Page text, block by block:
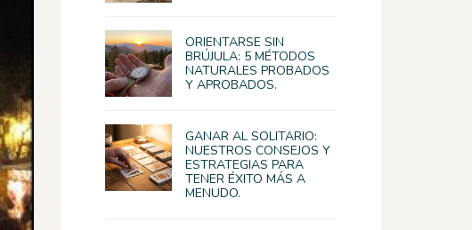
ORIENTARSE SIN
BRÚJULA: 5 MÉTODOS
NATURALES PROBADOS
Y APROBADOS.
GANAR AL SOLITARIO:
NUESTROS CONSEJOS Y
ESTRATEGIAS PARA
TENER ÉXITO MÁS A
MENUDO.